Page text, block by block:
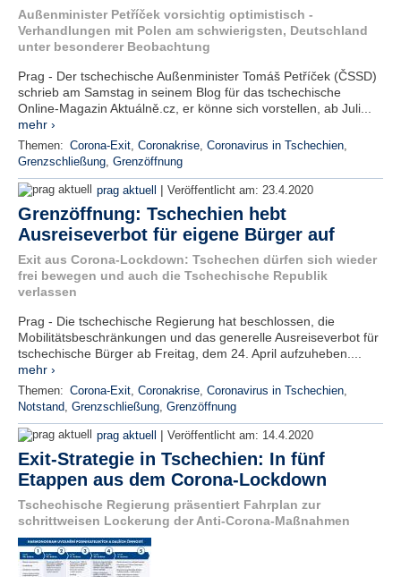
Außenminister Petříček vorsichtig optimistisch -
Verhandlungen mit Polen am schwierigsten, Deutschland
unter besonderer Beobachtung
Prag - Der tschechische Außenminister Tomáš Petříček (ČSSD)
schrieb am Samstag in seinem Blog für das tschechische
Online-Magazin Aktuálně.cz, er könne sich vorstellen, ab Juli...
mehr ›
Themen: Corona-Exit, Coronakrise, Coronavirus in Tschechien,
Grenzschließung, Grenzöffnung
prag aktuell | Veröffentlicht am: 23.4.2020
Grenzöffnung: Tschechien hebt
Ausreiseverbot für eigene Bürger auf
Exit aus Corona-Lockdown: Tschechen dürfen sich wieder
frei bewegen und auch die Tschechische Republik
verlassen
Prag - Die tschechische Regierung hat beschlossen, die
Mobilitätsbeschränkungen und das generelle Ausreiseverbot für
tschechische Bürger ab Freitag, dem 24. April aufzuheben....
mehr ›
Themen: Corona-Exit, Coronakrise, Coronavirus in Tschechien,
Notstand, Grenzschließung, Grenzöffnung
prag aktuell | Veröffentlicht am: 14.4.2020
Exit-Strategie in Tschechien: In fünf
Etappen aus dem Corona-Lockdown
Tschechische Regierung präsentiert Fahrplan zur
schrittweisen Lockerung der Anti-Corona-Maßnahmen